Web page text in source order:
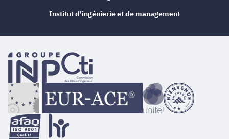
Institut d'ingénierie et de management